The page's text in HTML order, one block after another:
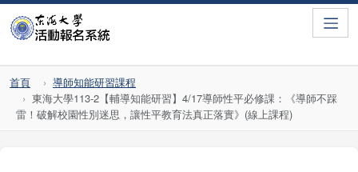
首頁
導師知能研習課程
東海大學113-2【輔導知能研習】4/17導師性平必修課：《導師不踩
雷！破解校園性別迷思，讓性平教育法真正落實》(線上課程)